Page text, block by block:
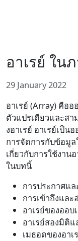
อาเรย์ ใน
29 January 2022
อาเรย์ (Array) คือ
ตัวแปรเดียวและสา
งอาเรย์ อาเรย์เป็
การจัดการกับข้อมู
เกี่ยวกับการใช้งาน
ในบทนี้
การประกาศแล
การเข้าถึงและ
อาเรย์ของออ
อาเรย์สองมิติ
เมธอดของอาเ